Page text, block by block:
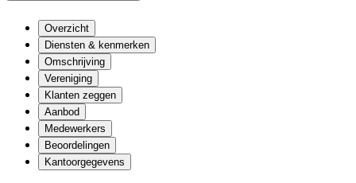
Overzicht
Diensten & kenmerken
Omschrijving
Vereniging
Klanten zeggen
Aanbod
Medewerkers
Beoordelingen
Kantoorgegevens